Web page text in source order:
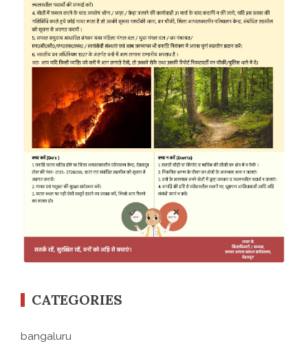
CATEGORIES
bangaluru